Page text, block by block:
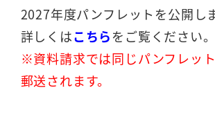
2027年度パンフレットを公開し
詳しくはこちらをご覧ください。
※資料請求では同じパンフレッ
郵送されます。